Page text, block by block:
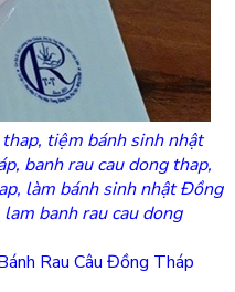
tiệm bánh sinh nhật
banh rau cau dong thap,
làm bánh sinh nhật Đồng
banh rau cau dong
Rau Câu Đồng Tháp